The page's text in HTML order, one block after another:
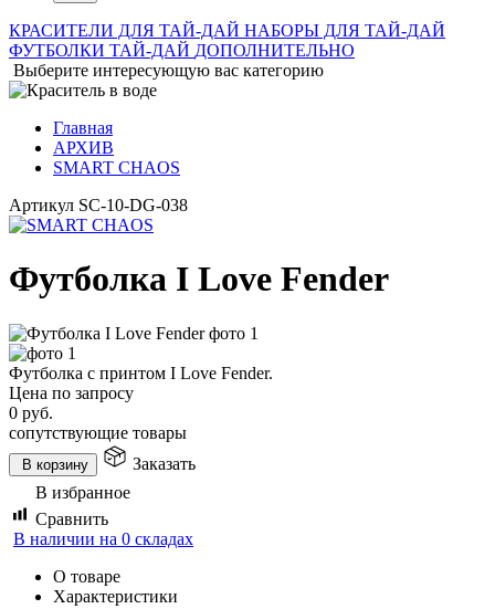
КРАСИТЕЛИ ДЛЯ ТАЙ-ДАЙ НАБОРЫ ДЛЯ ТАЙ-ДАЙ
ФУТБОЛКИ ТАЙ-ДАЙ ДОПОЛНИТЕЛЬНО
Выберите интересующую вас категорию
Главная
АРХИВ
SMART CHAOS
Артикул SC-10-DG-038
Футболка I Love Fender
Футболка с принтом I Love Fender.
Цена по запросу
0 руб.
сопутствующие товары
В корзину
Заказать
В избранное
Сравнить
В наличии на 0 складах
О товаре
Характеристики